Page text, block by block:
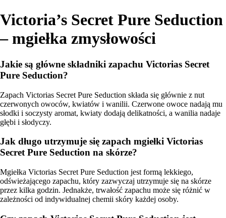
Victoria’s Secret Pure Seduction
– mgiełka zmysłowości
Jakie są główne składniki zapachu Victorias Secret
Pure Seduction?
Zapach Victorias Secret Pure Seduction składa się głównie z nut
czerwonych owoców, kwiatów i wanilii. Czerwone owoce nadają mu
słodki i soczysty aromat, kwiaty dodają delikatności, a wanilia nadaje
głębi i słodyczy.
Jak długo utrzymuje się zapach mgiełki Victorias
Secret Pure Seduction na skórze?
Mgiełka Victorias Secret Pure Seduction jest formą lekkiego,
odświeżającego zapachu, który zazwyczaj utrzymuje się na skórze
przez kilka godzin. Jednakże, trwałość zapachu może się różnić w
zależności od indywidualnej chemii skóry każdej osoby.